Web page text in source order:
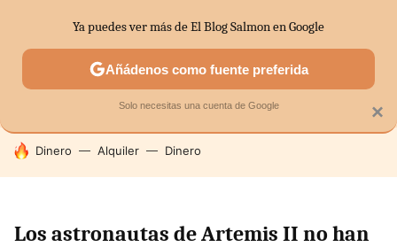
SECTORES ECONOMÍA DOMÉSTICA MERCADOS
HOY SE HABLA DE
Dinero Alquiler Dinero
Los astronautas de Artemis II no han
×
Ya puedes ver más de El Blog Salmon en Google
Añádenos como fuente preferida
Solo necesitas una cuenta de Google